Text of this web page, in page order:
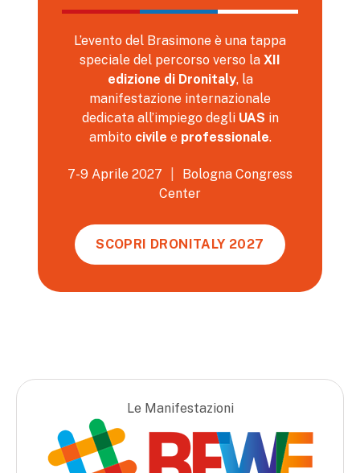
L’evento del Brasimone è una tappa
speciale del percorso verso la XII
edizione di Dronitaly, la
manifestazione internazionale
dedicata all’impiego degli UAS in
ambito civile e professionale.
7-9 Aprile 2027
Bologna Congress
Center
SCOPRI DRONITALY 2027
Le Manifestazioni